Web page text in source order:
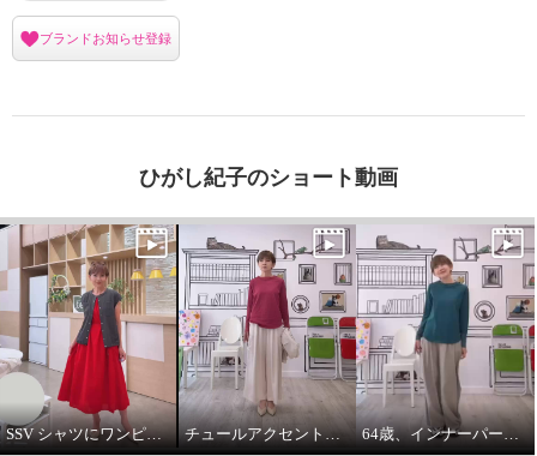
ブランドお知らせ登録
ひがし紀子のショート動画
SSV シャツにワンピースをコーデしてみました。 チュールアクセントパーカー64歳カジュアル大好きが推し！ 64歳、インナーパーカーは必需品です。